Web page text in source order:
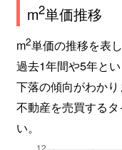
m2単価推移
m2単価の推移を表
過去1年間や5年と
下落の傾向がわかり
不動産を売買する
い。